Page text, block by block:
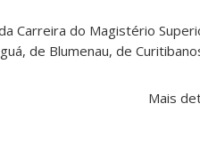
Carreira do Magistério
de Blumenau, de
Mais